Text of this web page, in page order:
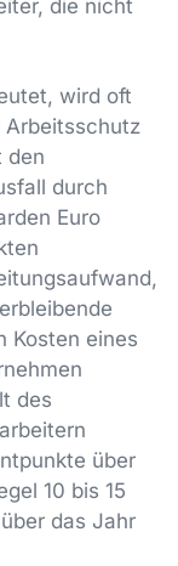
die nicht
wird oft
Arbeitsschutz
den
durch
Euro
Kosten eines
des
über
10 bis 15
das Jahr